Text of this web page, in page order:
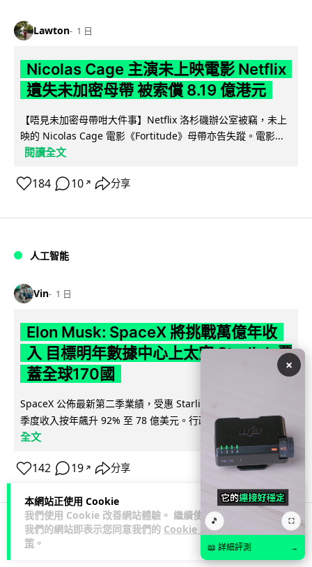
本網站正使用 Cookie
我們使用 Cookie 改善網站體驗。 繼續使用
我們的網站即表示您同意我們的 Cookie 政
策 。
Lawton 1 日
Nicolas Cage 主演未上映電影 Netflix
遺失未加密母帶 被索償 8.19 億港元
【唔見未加密母帶咁大件事】Netflix 洛杉磯辦公室被竊，未上
映的 Nicolas Cage 電影《Fortitude》母帶亦告失蹤。電影...
閱讀全文
184 10 ↗ 分享
人工智能
Vin 1 日
Elon Musk: SpaceX 將挑戰萬億年收
入 目標明年數據中心上太空 Starlink 覆
蓋全球170國
SpaceX 公佈最新第二季業績，受惠 Starlink 與 AI 業務帶動，
季度收入按年飆升 92% 至 78 億美元。行政總裁 Elon... 閱讀
全文
142 19 ↗ 分享
人工智能
×
🎵 ⛶
📖 詳細評測 →